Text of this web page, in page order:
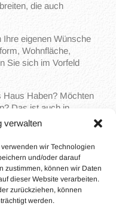
verwalten
wir Technologien
und/oder darauf
zustimmen, können wir Daten
dieser Website verarbeiten.
zurückziehen, können
werden.
die auch
Ihre eigenen Wünsche
Wohnfläche,
Sie sich im Vorfeld
Haus Haben? Möchten
Das ist auch in
Gebäude
gleich mit. Das
bereits
kann diese bezüglich
vorprüfen.